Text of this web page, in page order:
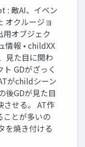
: 敵AI、イベン
オクルージョ
⽤オブジェク
情報 • childXX
⾒た⽬に関わ
GDがざっく
がchildシーン
後GDが⾒た⽬
させる。 AT作
ことが多いの
を焼き付ける